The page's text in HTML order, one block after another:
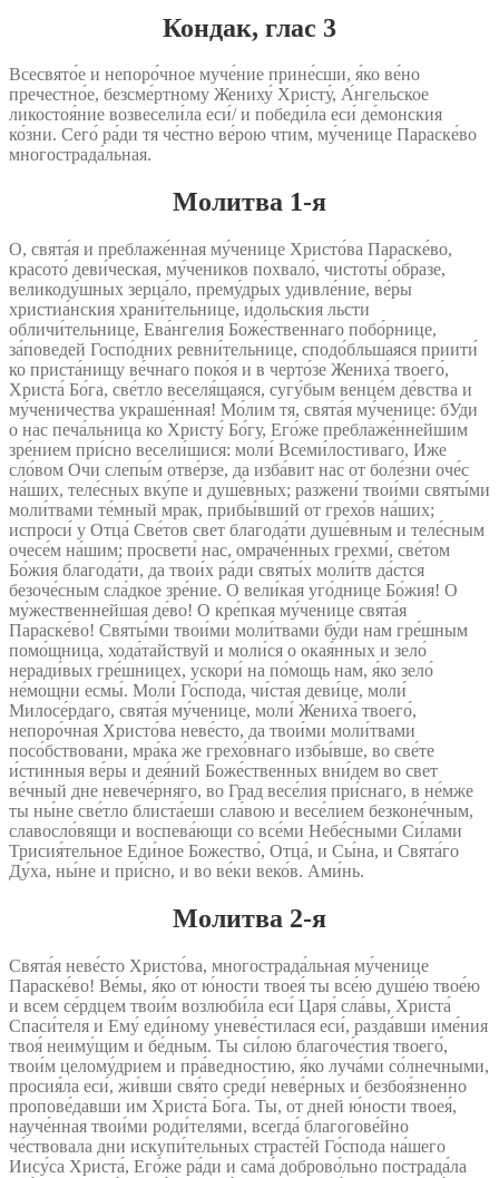
Кондак, глас 3
Всесвято́е и непоро́чное муче́ние прине́сши, я́ко ве́но
пречестно́е, безсме́ртному Жениху́ Христу́, А́нгельское
ликостоя́ние возвесели́ла еси́/ и победи́ла еси́ де́монския
ко́зни. Сего́ ра́ди тя че́стно ве́рою чтим, му́ченице Параске́во
многострада́льная.
Молитва 1‑я
О, свята́я и преблаже́нная му́ченице Христо́ва Параске́во,
красото́ деви́ческая, му́чеников похвало́, чистоты́ о́бразе,
великоду́шных зерца́ло, прему́дрых удивле́ние, ве́ры
христиа́нския храни́тельнице, и́дольския льсти
обличи́тельнице, Ева́нгелия Боже́ственнаго побо́рнице,
за́поведей Госпо́дних ревни́тельнице, сподо́бльшаяся приити́
ко приста́нищу ве́чнаго поко́я и в черто́зе Жениха́ твоего́,
Христа́ Бо́га, све́тло веселя́щаяся, сугу́бым венце́м де́вства и
му́ченичества украше́нная! Мо́лим тя, свята́я му́ченице: бУди
о нас печа́льница ко Христу́ Бо́гу, Его́же преблаже́ннейшим
зре́нием при́сно весели́шися: моли́ Всеми́лостиваго, Иже
сло́вом Очи слепы́м отве́рзе, да изба́вит нас от боле́зни оче́с
на́ших, теле́сных вку́пе и душе́вных; разжени́ твои́ми святы́ми
моли́твами те́мный мрак, прибы́вший от грехо́в на́ших;
испроси́ у Отца́ Све́тов свет благода́ти душе́вным и теле́сным
очесе́м на́шим; просвети́ нас, омраче́нных грехми́, све́том
Бо́жия благода́ти, да твои́х ра́ди святы́х моли́тв да́стся
безоче́сным сла́дкое зре́ние. О вели́кая уго́днице Бо́жия! О
му́жественнейшая де́во! О кре́пкая му́ченице свята́я
Параске́во! Святы́ми твои́ми моли́твами бу́ди нам гре́шным
помо́щница, хода́тайствуй и моли́ся о окая́нных и зело́
неради́вых гре́шницех, ускори́ на по́мощь нам, я́ко зело́
не́мощни есмы́. Моли́ Го́спода, чи́стая деви́це, моли́
Милосе́рдаго, свята́я му́ченице, моли́ Жениха́ твоего́,
непоро́чная Христо́ва неве́сто, да твои́ми моли́твами
посо́бствовани, мра́ка же грехо́внаго избы́вше, во све́те
и́стинныя ве́ры и дея́ний Боже́ственных вни́дем во свет
ве́чный дне невече́рняго, во Град весе́лия при́снаго, в не́мже
ты ны́не све́тло блиста́еши сла́вою и весе́лием безконе́чным,
славосло́вящи и воспева́ющи со все́ми Небе́сными Си́лами
Трисия́тельное Еди́ное Божество́, Отца́, и Сы́на, и Свята́го
Ду́ха, ны́не и при́сно, и во ве́ки веко́в. Ами́нь.
Молитва 2‑я
Свята́я неве́сто Христо́ва, многострада́льная му́ченице
Параске́во! Ве́мы, я́ко от ю́ности твоея́ ты все́ю душе́ю твое́ю
и всем се́рдцем твои́м возлюби́ла еси́ Царя́ сла́вы, Христа́
Спаси́теля и Ему́ еди́ному уневе́стилася еси́, разда́вши име́ния
твоя́ неиму́щим и бе́дным. Ты си́лою благоче́стия твоего́,
твои́м целому́дрием и пра́ведностию, я́ко луча́ми со́лнечными,
просия́ла еси́, жи́вши свя́то среди́ неве́рных и безбоя́зненно
пропове́давши им Христа́ Бо́га. Ты, от дней ю́ности твоея́,
науче́нная твои́ми роди́телями, всегда́ благогове́йно
че́ствовала дни искупи́тельных страсте́й Го́спода на́шего
Иису́са Христа́, Его́же ра́ди и сама́ доброво́льно пострада́ла